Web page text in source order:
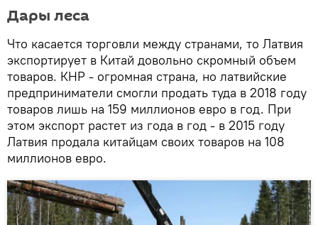
Дары леса
Что касается торговли между странами, то Латвия
экспортирует в Китай довольно скромный объем
товаров. КНР - огромная страна, но латвийские
предприниматели смогли продать туда в 2018 году
товаров лишь на 159 миллионов евро в год. При
этом экспорт растет из года в год - в 2015 году
Латвия продала китайцам своих товаров на 108
миллионов евро.